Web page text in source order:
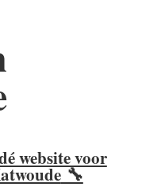
website voor
🔧